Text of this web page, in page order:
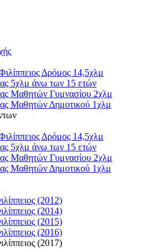
Δρόμος 14,5χλμ
5χλμ άνω των 15 ετών
Μαθητών Γυμνασίου 2χλμ
Μαθητών Δημοτικού 1χλμ
Δρόμος 14,5χλμ
5χλμ άνω των 15 ετών
Μαθητών Γυμνασίου 2χλμ
Μαθητών Δημοτικού 1χλμ
(2012)
(2014)
(2015)
(2016)
(2017)